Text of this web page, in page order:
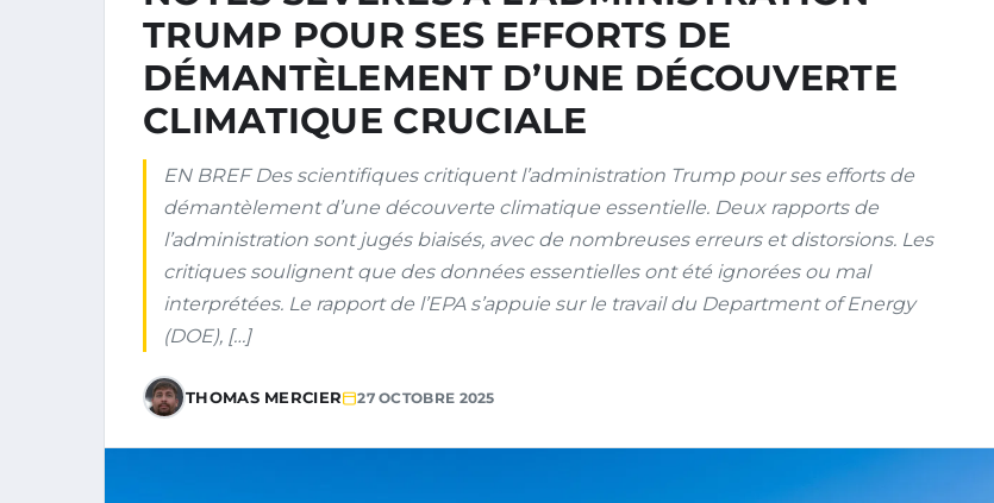
TRUMP POUR SES EFFORTS DE
DÉMANTÈLEMENT D’UNE DÉCOUVERTE
CLIMATIQUE CRUCIALE
EN BREF Des scientifiques critiquent l’administration Trump pour ses efforts de
démantèlement d’une découverte climatique essentielle. Deux rapports de
l’administration sont jugés biaisés, avec de nombreuses erreurs et distorsions. Les
critiques soulignent que des données essentielles ont été ignorées ou mal
interprétées. Le rapport de l’EPA s’appuie sur le travail du Department of Energy
(DOE), […]
THOMAS MERCIER 27 OCTOBRE 2025